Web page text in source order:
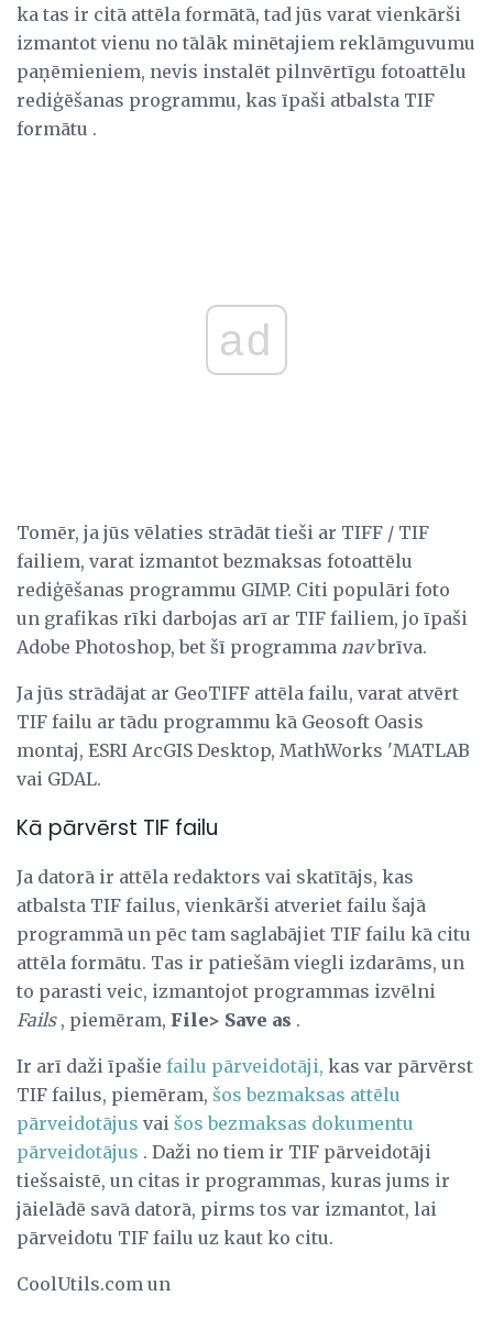
ka tas ir citā attēla formātā, tad jūs varat vienkārši
izmantot vienu no tālāk minētajiem reklāmguvumu
paņēmieniem, nevis instalēt pilnvērtīgu fotoattēlu
rediģēšanas programmu, kas īpaši atbalsta TIF
formātu .
ad
Tomēr, ja jūs vēlaties strādāt tieši ar TIFF / TIF
failiem, varat izmantot bezmaksas fotoattēlu
rediģēšanas programmu GIMP. Citi populāri foto
un grafikas rīki darbojas arī ar TIF failiem, jo ​​īpaši
Adobe Photoshop, bet šī programma navbrīva.
Ja jūs strādājat ar GeoTIFF attēla failu, varat atvērt
TIF failu ar tādu programmu kā Geosoft Oasis
montaj, ESRI ArcGIS Desktop, MathWorks 'MATLAB
vai GDAL.
Kā pārvērst TIF failu
Ja datorā ir attēla redaktors vai skatītājs, kas
atbalsta TIF failus, vienkārši atveriet failu šajā
programmā un pēc tam saglabājiet TIF failu kā citu
attēla formātu. Tas ir patiešām viegli izdarāms, un
to parasti veic, izmantojot programmas izvēlni
Fails, piemēram, File> Save as .
Ir arī daži īpašie failu pārveidotāji, kas var pārvērst
TIF failus, piemēram, šos bezmaksas attēlu
pārveidotājus vai šos bezmaksas dokumentu
pārveidotājus . Daži no tiem ir TIF pārveidotāji
tiešsaistē, un citas ir programmas, kuras jums ir
jāielādē savā datorā, pirms tos var izmantot, lai
pārveidotu TIF failu uz kaut ko citu.
CoolUtils.com un